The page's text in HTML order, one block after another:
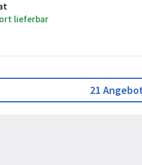
lieferbar
21